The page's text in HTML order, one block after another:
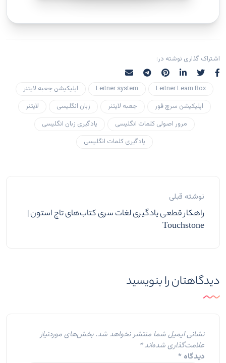
اشتراک گذاری نوشته در:
Leitner Learn Box
Leitner system
اپلیکیشن جعبه لایتنر
اپلیکیشن سرچ فور
جعبه لایتنر زبان انگلیسی
لایتنر
مرور اصولی کلمات انگلیسی
یادگیری زبان انگلیسی
یادگیری کلمات انگلیسی
نوشته قبلی
راهکار قطعی یادگیری لغات سری کتاب‌های تاچ استون |
Touchstone
دیدگاهتان را بنویسید
نشانی ایمیل شما منتشر نخواهد شد. بخش‌های موردنیاز
علامت‌گذاری شده‌اند*
دیدگاه *